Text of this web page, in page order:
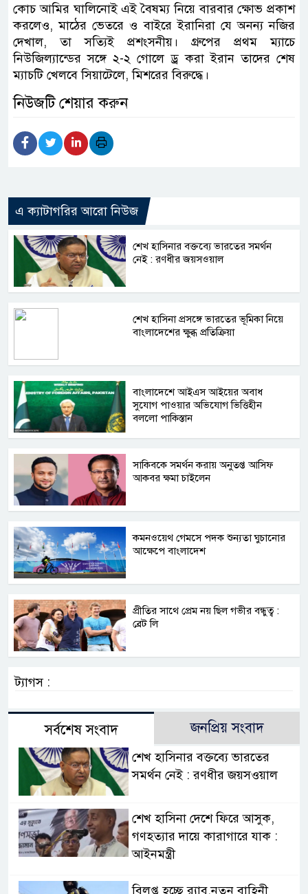
কোচ আমির ঘালিনোই এই বৈষম্য নিয়ে বারবার ক্ষোভ প্রকাশ
করলেও, মাঠের ভেতরে ও বাইরে ইরানিরা যে অনন্য নজির
দেখাল, তা সত্যিই প্রশংসনীয়। গ্রুপের প্রথম ম্যাচে
নিউজিল্যান্ডের সঙ্গে ২-২ গোলে ড্র করা ইরান তাদের শেষ
ম্যাচটি খেলবে সিয়াটেলে, মিশরের বিরুদ্ধে।
নিউজটি শেয়ার করুন
এ ক্যাটাগরির আরো নিউজ
শেখ হাসিনার বক্তব্যে ভারতের সমর্থন
নেই : রণধীর জয়সওয়াল
শেখ হাসিনা প্রসঙ্গে ভারতের ভূমিকা নিয়ে
বাংলাদেশের ক্ষুব্ধ প্রতিক্রিয়া
বাংলাদেশে আইএস আইয়ের অবাধ
সুযোগ পাওয়ার অভিযোগ ভিত্তিহীন
বললো পাকিস্তান
সাকিবকে সমর্থন করায় অনুতপ্ত আসিফ
আকবর ক্ষমা চাইলেন
কমনওয়েথ গেমসে পদক শুন্যতা ঘুচানোর
আক্ষেপে বাংলাদেশ
প্রীতির সাথে প্রেম নয় ছিল গভীর বন্ধুত্ব :
ব্রেট লি
ট্যাগস :
সর্বশেষ সংবাদ জনপ্রিয় সংবাদ
শেখ হাসিনার বক্তব্যে ভারতের
সমর্থন নেই : রণধীর জয়সওয়াল
শেখ হাসিনা দেশে ফিরে আসুক,
গণহত্যার দায়ে কারাগারে যাক :
আইনমন্ত্রী
বিলুপ্ত হচ্ছে র‍্যাব,নতুন বাহিনী